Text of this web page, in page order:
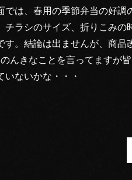
では、春用の季節弁当の好
チラシのサイズ、折りこみ
す。結論は出ませんが、商
んきなことを言ってますが
いないかな・・・